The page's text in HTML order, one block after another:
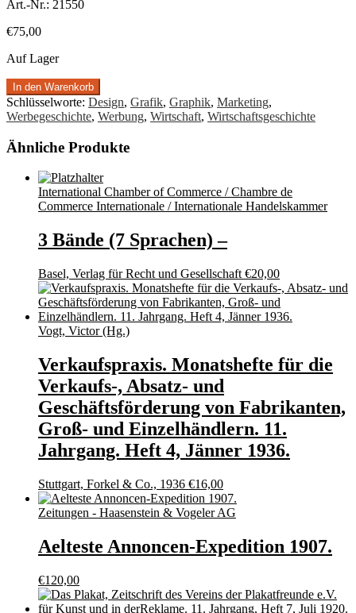
Art.-Nr.: 21550
€75,00
Auf Lager
In den Warenkorb
Schlüsselworte: Design, Grafik, Graphik, Marketing,
Werbegeschichte, Werbung, Wirtschaft, Wirtschaftsgeschichte
Ähnliche Produkte
International Chamber of Commerce / Chambre de
Commerce Internationale / Internationale Handelskammer
3 Bände (7 Sprachen) –
Basel, Verlag für Recht und Gesellschaft €20,00
Vogt, Victor (Hg.)
Verkaufspraxis. Monatshefte für die
Verkaufs-, Absatz- und
Geschäftsförderung von Fabrikanten,
Groß- und Einzelhändlern. 11.
Jahrgang. Heft 4, Jänner 1936.
Stuttgart, Forkel & Co., 1936 €16,00
Zeitungen - Haasenstein & Vogeler AG
Aelteste Annoncen-Expedition 1907.
€120,00